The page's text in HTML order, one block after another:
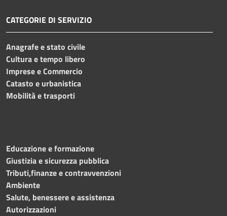
CATEGORIE DI SERVIZIO
Anagrafe e stato civile
Cultura e tempo libero
Imprese e Commercio
Catasto e urbanistica
Mobilità e trasporti
Educazione e formazione
Giustizia e sicurezza pubblica
Tributi,finanze e contravvenzioni
Ambiente
Salute, benessere e assistenza
Autorizzazioni